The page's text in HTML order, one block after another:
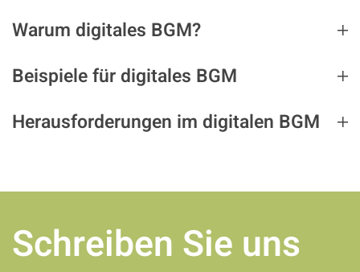
Warum digitales BGM?
Beispiele für digitales BGM
Herausforderungen im digitalen BGM
Schreiben Sie uns